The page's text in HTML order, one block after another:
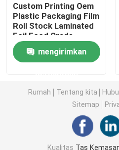
Film Kemasan Makanan
Kemasan Makanan
Film Penutup yang Dicetak
Film Kemasan Plastik
Custom Printing Oem
Plastic Packaging Film
Roll Stock Laminated
Foil Food Grade
mengirimkan
Rumah Tentang kita
Sitemap
Kualitas Tas